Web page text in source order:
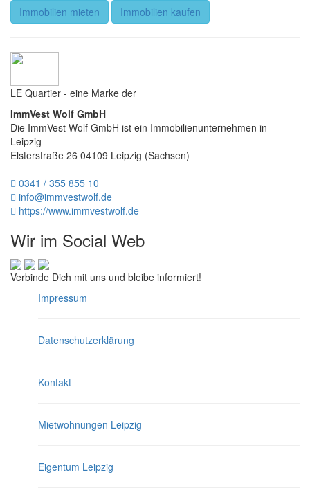
Immobilien mieten Immobilien kaufen
LE Quartier - eine Marke der
ImmVest Wolf GmbH
Die ImmVest Wolf GmbH ist ein Immobilienunternehmen in
Leipzig
Elsterstraße 26 04109 Leipzig (Sachsen)
0341 / 355 855 10
info@immvestwolf.de
https://www.immvestwolf.de
Wir im Social Web
Verbinde Dich mit uns und bleibe informiert!
Impressum
Datenschutzerklärung
Kontakt
Mietwohnungen Leipzig
Eigentum Leipzig